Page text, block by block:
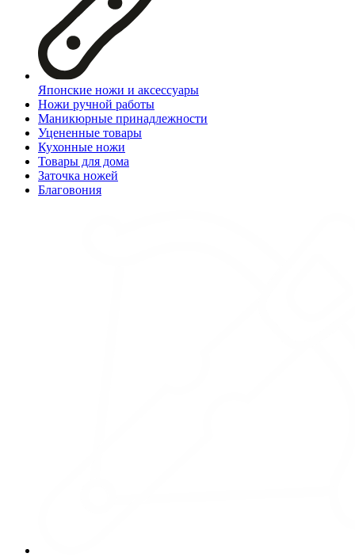
Японские ножи и аксессуары
Ножи ручной работы
Маникюрные принадлежности
Уцененные товары
Кухонные ножи
Товары для дома
Заточка ножей
Благовония